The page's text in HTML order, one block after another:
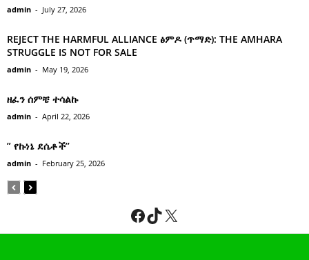
admin - July 27, 2026
REJECT THE HARMFUL ALLIANCE ፅምዶ (ጥማድ): THE AMHARA
STRUGGLE IS NOT FOR SALE
admin - May 19, 2026
ዘፈን ሰምቼ ተሳልኩ
admin - April 22, 2026
” የኩነኔ ደሴቶች’’
admin - February 25, 2026
Facebook
TikTok
X